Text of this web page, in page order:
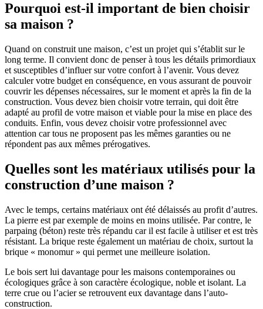
Pourquoi est-il important de bien choisir
sa maison ?
Quand on construit une maison, c’est un projet qui s’établit sur le
long terme. Il convient donc de penser à tous les détails primordiaux
et susceptibles d’influer sur votre confort à l’avenir. Vous devez
calculer votre budget en conséquence, en vous assurant de pouvoir
couvrir les dépenses nécessaires, sur le moment et après la fin de la
construction. Vous devez bien choisir votre terrain, qui doit être
adapté au profil de votre maison et viable pour la mise en place des
conduits. Enfin, vous devez choisir votre professionnel avec
attention car tous ne proposent pas les mêmes garanties ou ne
répondent pas aux mêmes prérogatives.
Quelles sont les matériaux utilisés pour la
construction d’une maison ?
Avec le temps, certains matériaux ont été délaissés au profit d’autres.
La pierre est par exemple de moins en moins utilisée. Par contre, le
parpaing (béton) reste très répandu car il est facile à utiliser et est très
résistant. La brique reste également un matériau de choix, surtout la
brique « monomur » qui permet une meilleure isolation.
Le bois sert lui davantage pour les maisons contemporaines ou
écologiques grâce à son caractère écologique, noble et isolant. La
terre crue ou l’acier se retrouvent eux davantage dans l’auto-
construction.